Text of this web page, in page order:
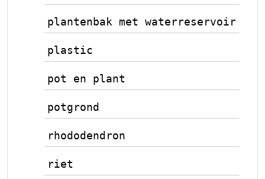
plantenbak met waterreservoir
plastic
pot en plant
potgrond
rhododendron
riet